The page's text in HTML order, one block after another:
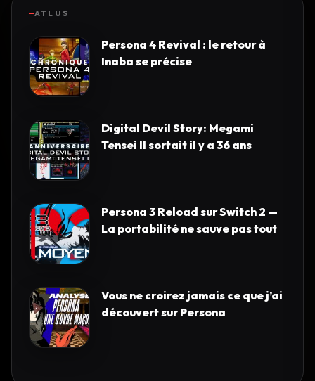
ATLUS
Persona 4 Revival : le retour à
Inaba se précise
Digital Devil Story: Megami
Tensei II sortait il y a 36 ans
Persona 3 Reload sur Switch 2 —
La portabilité ne sauve pas tout
Vous ne croirez jamais ce que j’ai
découvert sur Persona